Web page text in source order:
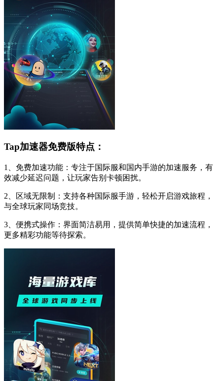
Tap加速器免费版特点：
1、免费加速功能：专注于国际服和国内手游的加速服务，有
效减少延迟问题，让玩家告别卡顿困扰。
2、区域无限制：支持各种国际服手游，轻松开启游戏旅程，
与全球玩家同场竞技。
3、便携式操作：界面简洁易用，提供简单快捷的加速流程，
更多精彩功能等待探索。